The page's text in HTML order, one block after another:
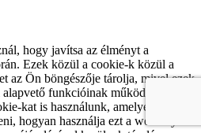
hogy javítsa az élményt a
Ezek közül a cookie-k közül a
az Ön böngészője tárolja, mivel ezek
funkcióinak működéséhez.
kat is használunk, amelyek
hogyan használja ezt a webhelyet.